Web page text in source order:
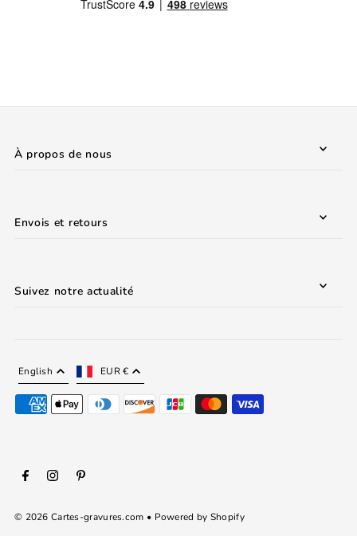
À propos de nous
Envois et retours
Suivez notre actualité
© 2026 Cartes-gravures.com • Powered by Shopify
English EUR €